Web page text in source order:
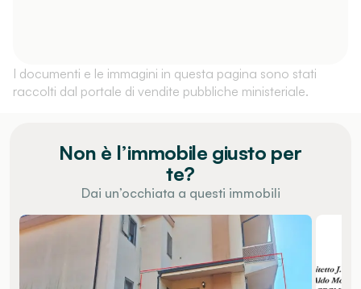
I documenti e le immagini in questa pagina sono stati
raccolti dal portale di vendite pubbliche ministeriale.
Non è l’immobile giusto per
te?
Dai un’occhiata a questi immobili